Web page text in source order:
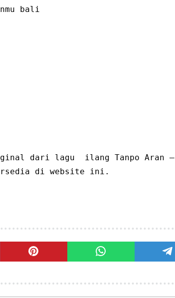
bali
dari lagu  ilang Tanpo Aran –
di website ini.